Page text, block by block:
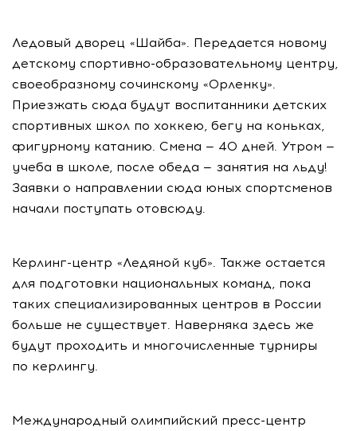
Ледовый дворец «Шайба». Передается новому
детскому спортивно-образовательному центру,
своеобразному сочинскому «Орленку».
Приезжать сюда будут воспитанники детских
спортивных школ по хоккею, бегу на коньках,
фигурному катанию. Смена — 40 дней. Утром —
учеба в школе, после обеда — занятия на льду!
Заявки о направлении сюда юных спортсменов
начали поступать отовсюду.
Керлинг-центр «Ледяной куб». Также остается
для подготовки национальных команд, пока
таких специализированных центров в России
больше не существует. Наверняка здесь же
будут проходить и многочисленные турниры
по керлингу.
Международный олимпийский пресс-центр